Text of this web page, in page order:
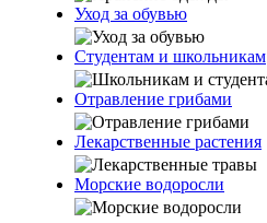
Уход за обувью
Студентам и школьникам
Отравление грибами
Лекарственные растения
Морские водоросли